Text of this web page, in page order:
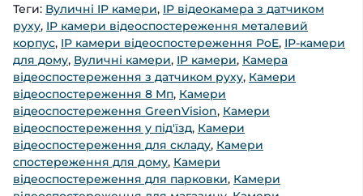
Теги: Вуличні IP камери, IP відеокамера з датчиком
руху, IP камери відеоспостереження металевий
корпус, IP камери відеоспостереження PoE, ІР-камери
для дому, Вуличні камери, IP камери, Камера
відеоспостереження з датчиком руху, Камери
відеоспостереження 8 Мп, Камери
відеоспостереження GreenVision, Камери
відеоспостереження у під'їзд, Камери
відеоспостереження для складу, Камери
спостереження для дому, Камери
відеоспостереження для парковки, Камери